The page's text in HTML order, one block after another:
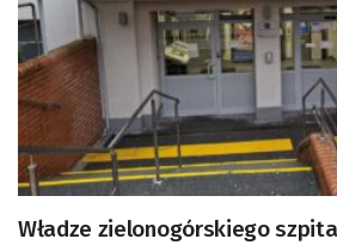
Władze zielonogórskiego